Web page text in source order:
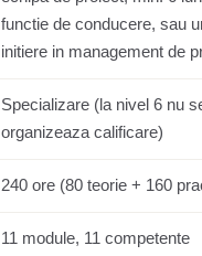
functie de conducere, sau
initiere in management de
Specializare (la nivel 6 nu
organizeaza calificare)
240 ore (80 teorie + 160
11 module, 11 competente